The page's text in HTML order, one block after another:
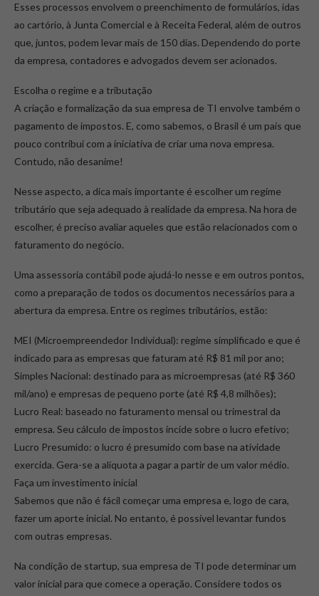
Esses processos envolvem o preenchimento de formulários, idas
ao cartório, à Junta Comercial e à Receita Federal, além de outros
que, juntos, podem levar mais de 150 dias. Dependendo do porte
da empresa, contadores e advogados devem ser acionados.
Escolha o regime e a tributação
A criação e formalização da sua empresa de TI envolve também o
pagamento de impostos. E, como sabemos, o Brasil é um país que
pouco contribui com a iniciativa de criar uma nova empresa.
Contudo, não desanime!
Nesse aspecto, a dica mais importante é escolher um regime
tributário que seja adequado à realidade da empresa. Na hora de
escolher, é preciso avaliar aqueles que estão relacionados com o
faturamento do negócio.
Uma assessoria contábil pode ajudá-lo nesse e em outros pontos,
como a preparação de todos os documentos necessários para a
abertura da empresa. Entre os regimes tributários, estão:
MEI (Microempreendedor Individual): regime simplificado e que é
indicado para as empresas que faturam até R$ 81 mil por ano;
Simples Nacional: destinado para as microempresas (até R$ 360
mil/ano) e empresas de pequeno porte (até R$ 4,8 milhões);
Lucro Real: baseado no faturamento mensal ou trimestral da
empresa. Seu cálculo de impostos incide sobre o lucro efetivo;
Lucro Presumido: o lucro é presumido com base na atividade
exercida. Gera-se a alíquota a pagar a partir de um valor médio.
Faça um investimento inicial
Sabemos que não é fácil começar uma empresa e, logo de cara,
fazer um aporte inicial. No entanto, é possível levantar fundos
com outras empresas.
Na condição de startup, sua empresa de TI pode determinar um
valor inicial para que comece a operação. Considere todos os